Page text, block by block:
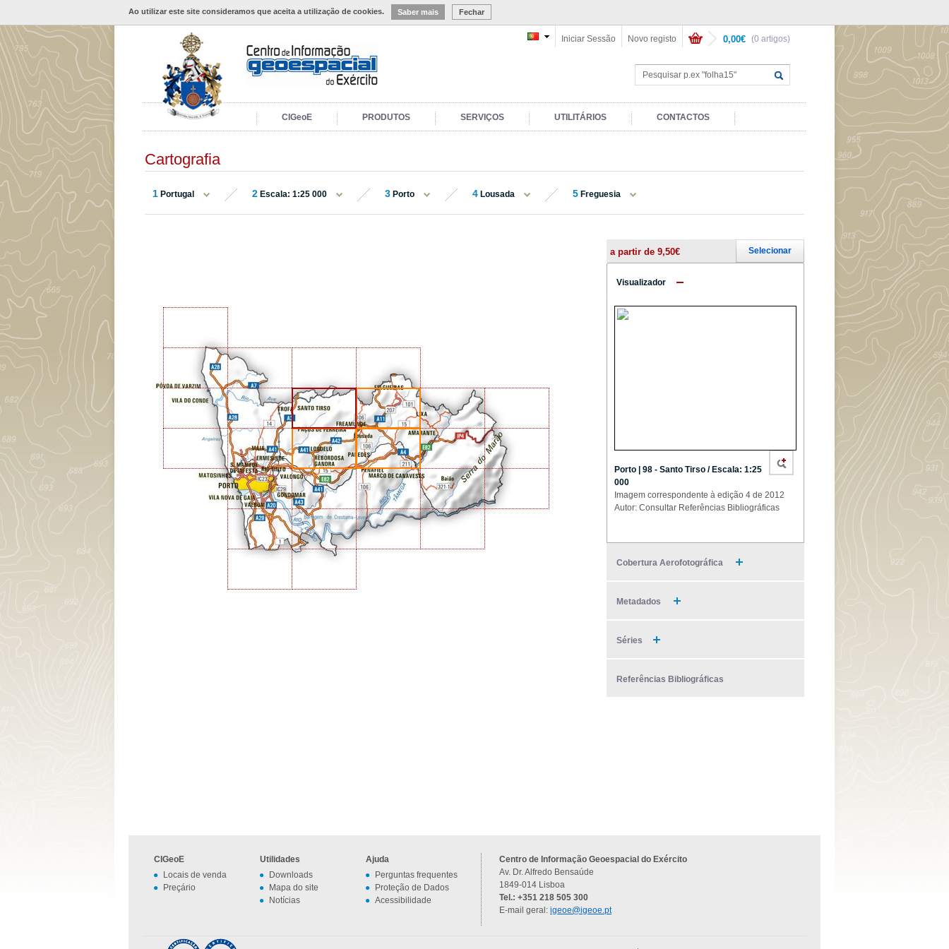
Ao utilizar este site consideramos que aceita a utilização de cookies. Saber mais Fechar
(0 artigos)
0,00€
Novo registo
Iniciar Sessão
CIGeoE PRODUTOS SERVIÇOS UTILITÁRIOS CONTACTOS
Cartografia
1 Portugal 2 Escala: 1:25 000 3 Porto 4 Lousada 5 Freguesia
a partir de 9,50€ Selecionar
Visualizador
Porto | 98 - Santo Tirso / Escala: 1:25
000
Imagem correspondente à edição 4 de 2012
Autor: Consultar Referências Bibliográficas
Cobertura Aerofotográfica
Metadados
Séries
Referências Bibliográficas
CIGeoE
Locais de venda
Preçário
Utilidades
Downloads
Mapa do site
Notícias
Ajuda
Perguntas frequentes
Proteção de Dados
Acessibilidade
Centro de Informação Geoespacial do Exército
Av. Dr. Alfredo Bensaúde
1849-014 Lisboa
Tel.: +351 218 505 300
E-mail geral: igeoe@igeoe.pt